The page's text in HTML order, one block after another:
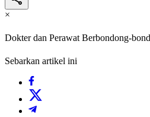
×
Dokter dan Perawat Berbondong-
Sebarkan artikel ini